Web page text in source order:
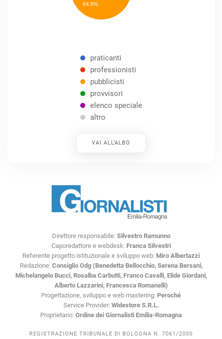
64.8%
praticanti
professionisti
pubblicisti
provvisori
elenco speciale
altro
VAI ALL’ALBO
Direttore responsabile: Silvestro Ramunno
Caporedattore e webdesk: Franca Silvestri
Referente progetto istituzionale e sviluppo web: Miro Albertazzi
Redazione: Consiglio Odg (Benedetta Bellocchio, Serena Bersani,
Michelangelo Bucci, Rosalba Carbutti, Franco Cavalli, Elide Giordani,
Alberto Lazzarini, Francesca Romanelli)
Progettazione, sviluppo e web mastering: Peroché
Service Provider: Widestore S.R.L.
Proprietario: Ordine dei Giornalisti Emilia-Romagna
REGISTRAZIONE TRIBUNALE DI BOLOGNA N. 7061/2000